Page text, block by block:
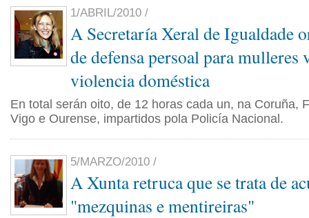
1/ABRIL/2010 /
A Secretaría Xeral de Igualdade
de defensa persoal para mulleres
violencia doméstica
En total serán oito, de 12 horas cada un, na Coruña,
Vigo e Ourense, impartidos pola Policía Nacional.
5/MARZO/2010 /
A Xunta retruca que se trata de
"mezquinas e mentireiras"